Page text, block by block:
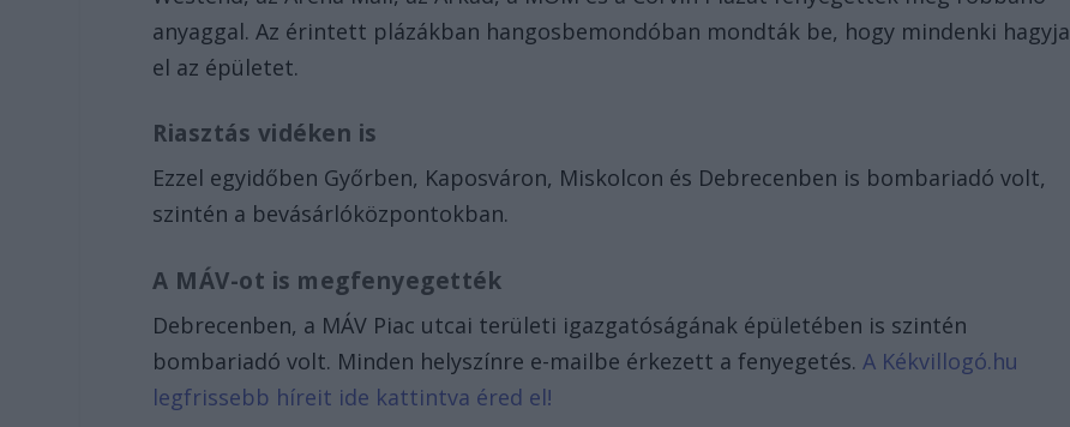
anyaggal. Az érintett plázákban hangosbemondóban mondták be, hogy mindenki hagyja
el az épületet.
Riasztás vidéken is
Ezzel egyidőben Győrben, Kaposváron, Miskolcon és Debrecenben is bombariadó volt,
szintén a bevásárlóközpontokban.
A MÁV-ot is megfenyegették
Debrecenben, a MÁV Piac utcai területi igazgatóságának épületében is szintén
bombariadó volt. Minden helyszínre e-mailbe érkezett a fenyegetés.A Kékvillogó.hu
legfrissebb híreit ide kattintva éred el!